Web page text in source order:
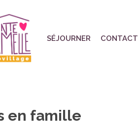
SÉJOURNER CONTACT
en famille